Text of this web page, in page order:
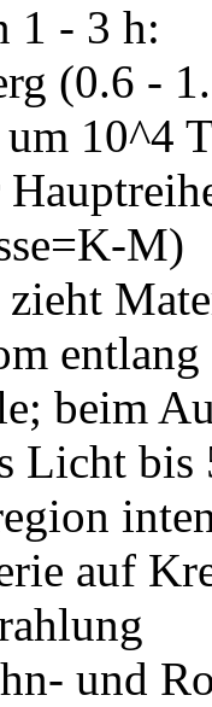
1 - 3 h:
(0.6 -
10^4
M)
beim
Licht
auf
und